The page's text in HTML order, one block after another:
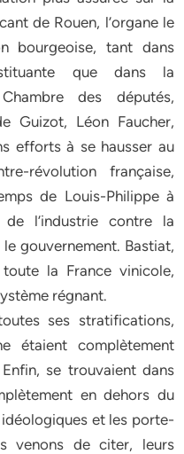
de Rouen, l’organe le
bourgeoise, tant dans
que dans la
des députés,
Guizot, Léon Faucher,
efforts à se hausser au
révolution française,
de Louis-Philippe à
l’industrie contre la
gouvernement. Bastiat,
la France vinicole,
régnant.
ses stratifications,
étaient complètement
se trouvaient dans
en dehors du
et les porte-
venons de citer, leurs